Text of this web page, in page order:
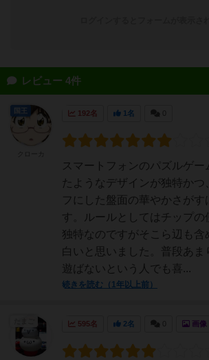
レビュー 4件
192名 1名
スマートフォンのパズルゲー
たようなデザインが独特かつ
フにした盤面の華やかさが
す。ルールとしてはチップの
独特なのですがそこら辺も含
白いと思いました。普段あま
遊ばないという人でも喜...
続きを読む（1年以上前）
国王
595名 2名 画像